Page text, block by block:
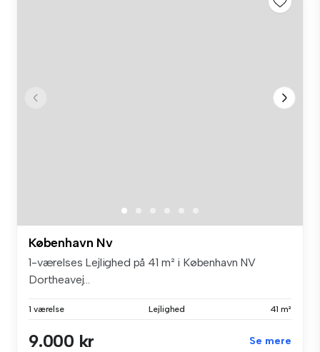
København Nv
1-værelses Lejlighed på 41 m² i København NV
Dortheavej...
1 værelse Lejlighed 41 m²
9.000 kr Se mere